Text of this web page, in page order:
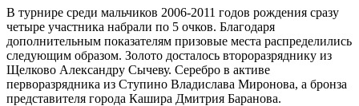
В турнире среди мальчиков 2006-2011 годов рождения сразу
четыре участника набрали по 5 очков. Благодаря
дополнительным показателям призовые места распределились
следующим образом. Золото досталось второразряднику из
Щелково Александру Сычеву. Серебро в активе
перворазрядника из Ступино Владислава Миронова, а бронза
представителя города Кашира Дмитрия Баранова.